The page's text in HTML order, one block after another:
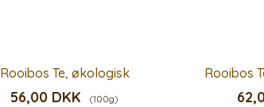
Rooibos Te, økologisk
56,00 DKK (100g)
Rooibos